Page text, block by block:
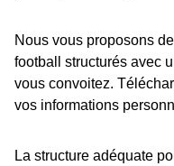
Nous vous proposons
football structurés avec
vous convoitez.
vos informations
La structure adéquate